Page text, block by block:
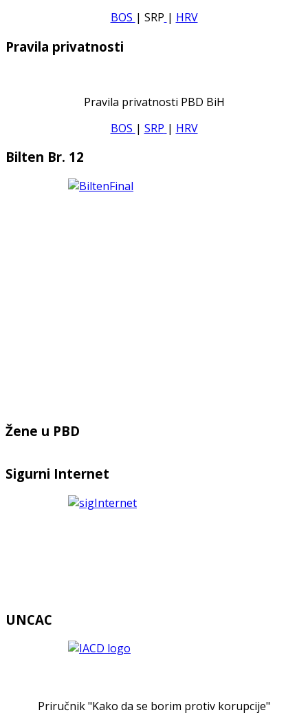
BOS | SRP | HRV
Pravila privatnosti
Pravila privatnosti PBD BiH
BOS | SRP | HRV
Bilten Br. 12
Žene u PBD
Sigurni Internet
UNCAC
Priručnik "Kako da se borim protiv korupcije"